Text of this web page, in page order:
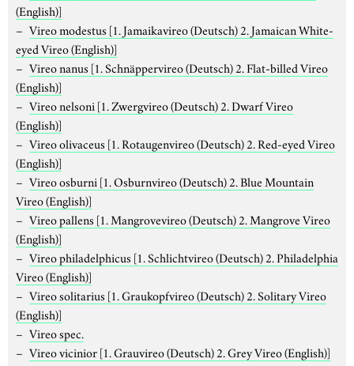
(English)]
Vireo modestus [1. Jamaikavireo (Deutsch) 2. Jamaican White-
eyed Vireo (English)]
Vireo nanus [1. Schnäppervireo (Deutsch) 2. Flat-billed Vireo
(English)]
Vireo nelsoni [1. Zwergvireo (Deutsch) 2. Dwarf Vireo
(English)]
Vireo olivaceus [1. Rotaugenvireo (Deutsch) 2. Red-eyed Vireo
(English)]
Vireo osburni [1. Osburnvireo (Deutsch) 2. Blue Mountain
Vireo (English)]
Vireo pallens [1. Mangrovevireo (Deutsch) 2. Mangrove Vireo
(English)]
Vireo philadelphicus [1. Schlichtvireo (Deutsch) 2. Philadelphia
Vireo (English)]
Vireo solitarius [1. Graukopfvireo (Deutsch) 2. Solitary Vireo
(English)]
Vireo spec.
Vireo vicinior[1. Grauvireo (Deutsch) 2. Grey Vireo (English)]